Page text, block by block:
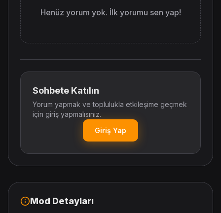
Henüz yorum yok. İlk yorumu sen yap!
Sohbete Katılın
Yorum yapmak ve toplulukla etkileşime geçmek
için giriş yapmalısınız.
Giriş Yap
Mod Detayları